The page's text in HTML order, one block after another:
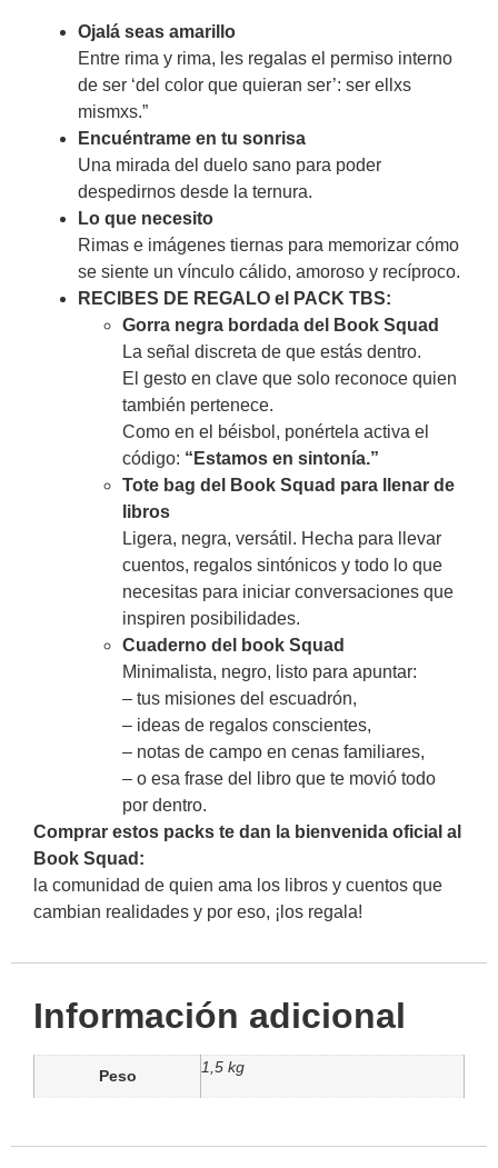
Ojalá seas amarillo
Entre rima y rima, les regalas el permiso interno
de ser ‘del color que quieran ser’: ser ellxs
mismxs.”
Encuéntrame en tu sonrisa
Una mirada del duelo sano para poder
despedirnos desde la ternura.
Lo que necesito
Rimas e imágenes tiernas para memorizar cómo
se siente un vínculo cálido, amoroso y recíproco.
RECIBES DE REGALO el PACK TBS:
Gorra negra bordada del Book Squad
La señal discreta de que estás dentro.
El gesto en clave que solo reconoce quien
también pertenece.
Como en el béisbol, ponértela activa el
código: “Estamos en sintonía.”
Tote bag del Book Squad para llenar de
libros
Ligera, negra, versátil. Hecha para llevar
cuentos, regalos sintónicos y todo lo que
necesitas para iniciar conversaciones que
inspiren posibilidades.
Cuaderno del book Squad
Minimalista, negro, listo para apuntar:
– tus misiones del escuadrón,
– ideas de regalos conscientes,
– notas de campo en cenas familiares,
– o esa frase del libro que te movió todo
por dentro.
Comprar estos packs te dan la bienvenida oficial al
Book Squad:
la comunidad de quien ama los libros y cuentos que
cambian realidades y por eso, ¡los regala!
Información adicional
Peso 1,5 kg